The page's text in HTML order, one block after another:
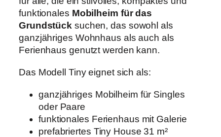
funktionales Mobilheim für das
Grundstück suchen, das sowohl als
ganzjähriges Wohnhaus als auch als
Ferienhaus genutzt werden kann.
Das Modell Tiny eignet sich als:
ganzjähriges Mobilheim für Singles
oder Paare
funktionales Ferienhaus mit Galerie
prefabriertes Tiny House 31 m²